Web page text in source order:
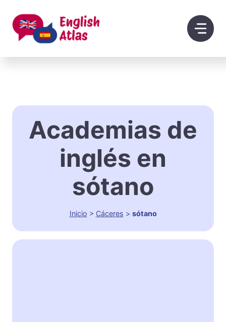
contenido
Academias de
inglés en
sótano
Inicio > Cáceres > sótano